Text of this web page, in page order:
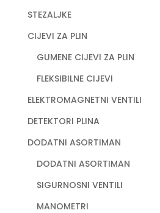
STEZALJKE
CIJEVI ZA PLIN
GUMENE CIJEVI ZA PLIN
FLEKSIBILNE CIJEVI
ELEKTROMAGNETNI VENTILI
DETEKTORI PLINA
DODATNI ASORTIMAN
DODATNI ASORTIMAN
SIGURNOSNI VENTILI
MANOMETRI